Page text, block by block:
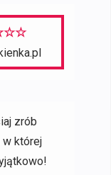
zrób
w której